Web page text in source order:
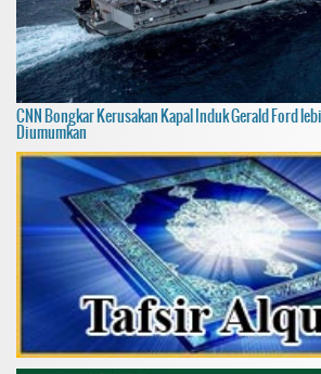
CNN Bongkar Kerusakan Kapal Induk Gerald Ford
Diumumkan